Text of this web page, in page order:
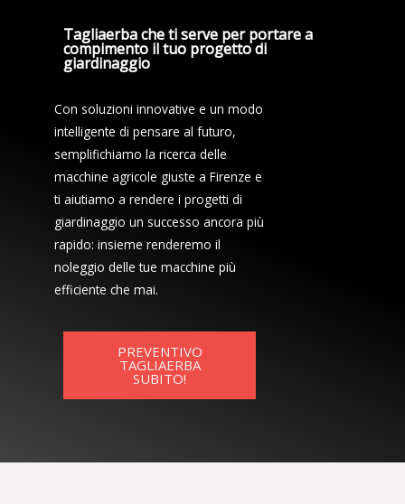
Tagliaerba che ti serve per portare a
compimento il tuo progetto di
giardinaggio
Con soluzioni innovative e un modo
intelligente di pensare al futuro,
semplifichiamo la ricerca delle
macchine agricole giuste a Firenze e
ti aiutiamo a rendere i progetti di
giardinaggio un successo ancora più
rapido: insieme renderemo il
noleggio delle tue macchine più
efficiente che mai.
PREVENTIVO
TAGLIAERBA
SUBITO!